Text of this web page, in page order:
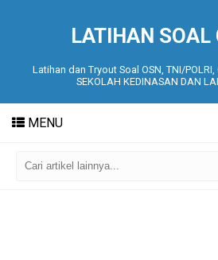
LATIHAN SOAL
Latihan dan Tryout Soal OSN, TNI/POLRI,
SEKOLAH KEDINASAN DAN
MENU